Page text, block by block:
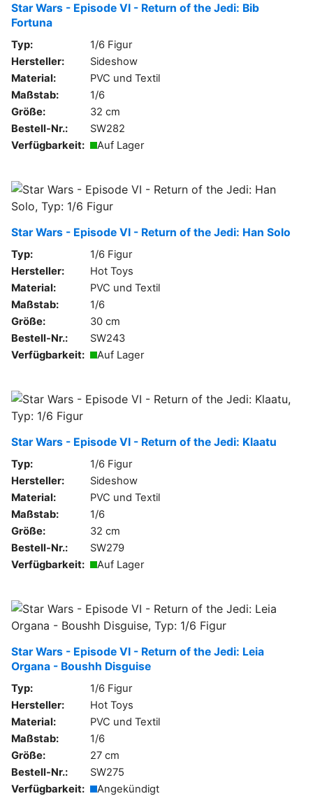
Star Wars - Episode VI - Return of the Jedi: Bib
Fortuna
Typ:
1/6 Figur
Hersteller:
Sideshow
Material:
PVC und Textil
Maßstab:
1/6
Größe:
32 cm
Bestell-Nr.:
SW282
Verfügbarkeit:
Auf Lager
Star Wars - Episode VI - Return of the Jedi: Han Solo
Typ:
1/6 Figur
Hersteller:
Hot Toys
Material:
PVC und Textil
Maßstab:
1/6
Größe:
30 cm
Bestell-Nr.:
SW243
Verfügbarkeit:
Auf Lager
Star Wars - Episode VI - Return of the Jedi: Klaatu
Typ:
1/6 Figur
Hersteller:
Sideshow
Material:
PVC und Textil
Maßstab:
1/6
Größe:
32 cm
Bestell-Nr.:
SW279
Verfügbarkeit:
Auf Lager
Star Wars - Episode VI - Return of the Jedi: Leia
Organa - Boushh Disguise
Typ:
1/6 Figur
Hersteller:
Hot Toys
Material:
PVC und Textil
Maßstab:
1/6
Größe:
27 cm
Bestell-Nr.:
SW275
Verfügbarkeit:
Angekündigt